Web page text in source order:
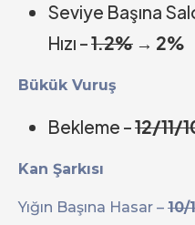
Seviye Başına
Hızı –1.2% → 2%
Bükük Vuruş
Bekleme –12/11/
Kan Şarkısı
Yığın Başına Hasar – 10/